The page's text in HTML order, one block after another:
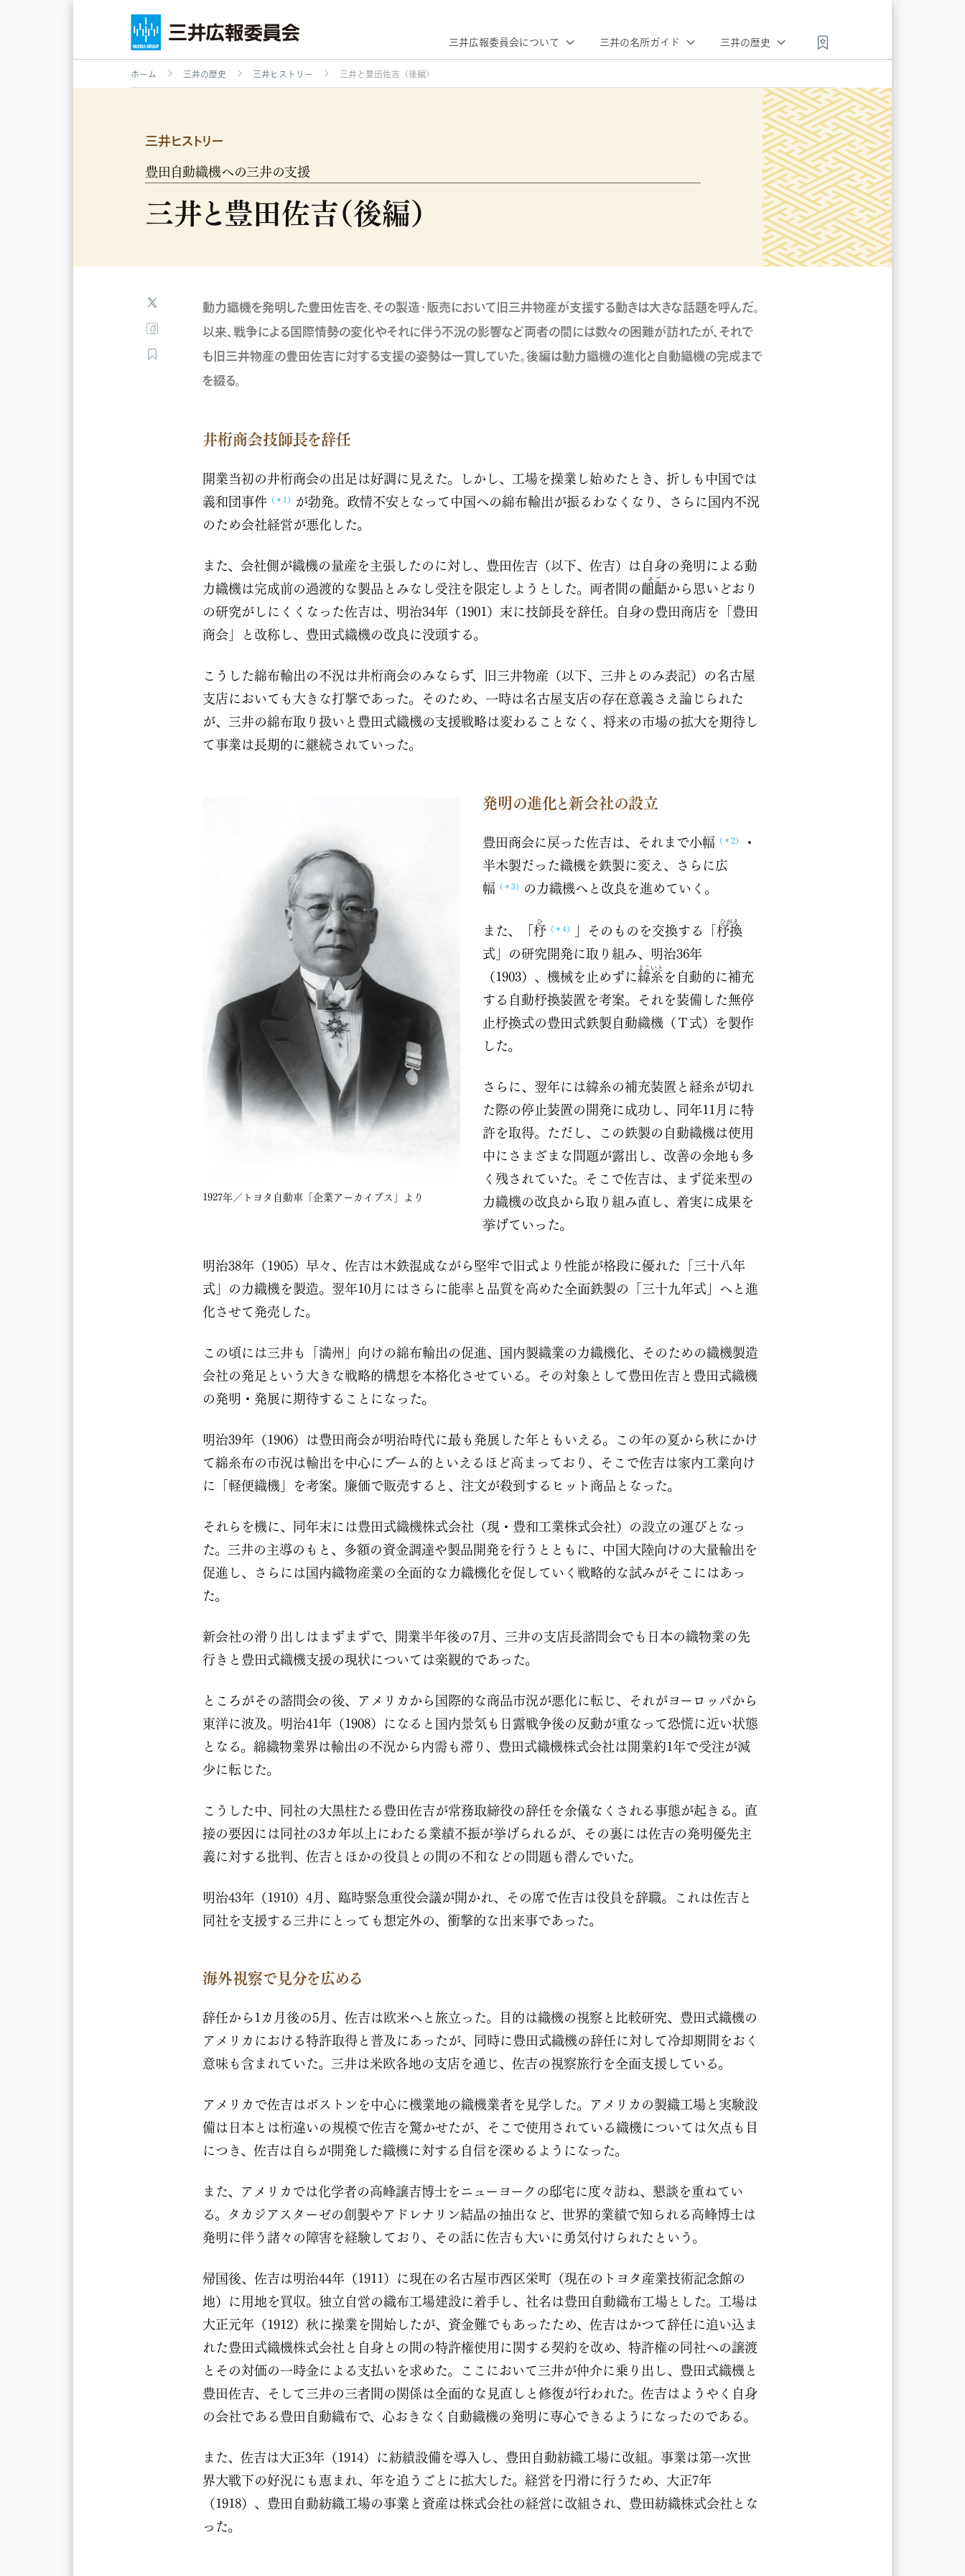
三井広報委員会について
会員会社ニュース
三井の名所ガイド
三井のスポット
三井の歴史
三井のこころ(動画)
ホーム 三井の歴史 三井ヒストリー 三井と豊田佐吉（後編）
三井ヒストリー
豊田自動織機への三井の支援
三井と豊田佐吉（後編）
動力織機を発明した豊田佐吉を、その製造・販売において旧三井物産が支援する動きは大きな話題を呼んだ。
以来、戦争による国際情勢の変化やそれに伴う不況の影響など両者の間には数々の困難が訪れたが、それで
も旧三井物産の豊田佐吉に対する支援の姿勢は一貫していた。後編は動力織機の進化と自動織機の完成まで
を綴る。
井桁商会技師長を辞任
開業当初の井桁商会の出足は好調に見えた。しかし、工場を操業し始めたとき、折しも中国では
義和団事件 （＊1）
が勃発。政情不安となって中国への綿布輸出が振るわなくなり、さらに国内不況
のため会社経営が悪化した。
また、会社側が織機の量産を主張したのに対し、豊田佐吉（以下、佐吉）は自身の発明による動
力織機は完成前の過渡的な製品とみなし受注を限定しようとした。両者間の齟齬
そご
から思いどおり
の研究がしにくくなった佐吉は、明治34年（1901）末に技師長を辞任。自身の豊田商店を「豊田
商会」と改称し、豊田式織機の改良に没頭する。
こうした綿布輸出の不況は井桁商会のみならず、旧三井物産（以下、三井とのみ表記）の名古屋
支店においても大きな打撃であった。そのため、一時は名古屋支店の存在意義さえ論じられた
が、三井の綿布取り扱いと豊田式織機の支援戦略は変わることなく、将来の市場の拡大を期待し
て事業は長期的に継続されていった。
1927年／トヨタ自動車「企業アーカイブス」より
発明の進化と新会社の設立
豊田商会に戻った佐吉は、それまで小幅 （＊2）
・
半木製だった織機を鉄製に変え、さらに広
幅 （＊3） の力織機へと改良を進めていく。
また、「 杼
ひ
（＊4） 」そのものを交換する「 杼換
ひがえ
式」の研究開発に取り組み、明治36年
（1903）、機械を止めずに緯糸
よこいと
を自動的に補充
する自動杼換装置を考案。それを装備した無停
止杼換式の豊田式鉄製自動織機（Ｔ式）を製作
した。
さらに、翌年には緯糸の補充装置と経糸が切れ
た際の停止装置の開発に成功し、同年11月に特
許を取得。ただし、この鉄製の自動織機は使用
中にさまざまな問題が露出し、改善の余地も多
く残されていた。そこで佐吉は、まず従来型の
力織機の改良から取り組み直し、着実に成果を
挙げていった。
明治38年（1905）早々、佐吉は木鉄混成ながら堅牢で旧式より性能が格段に優れた「三十八年
式」の力織機を製造。翌年10月にはさらに能率と品質を高めた全面鉄製の「三十九年式」へと進
化させて発売した。
この頃には三井も「満州」向けの綿布輸出の促進、国内製織業の力織機化、そのための織機製造
会社の発足という大きな戦略的構想を本格化させている。その対象として豊田佐吉と豊田式織機
の発明・発展に期待することになった。
明治39年（1906）は豊田商会が明治時代に最も発展した年ともいえる。この年の夏から秋にかけ
て綿糸布の市況は輸出を中心にブーム的といえるほど高まっており、そこで佐吉は家内工業向け
に「軽便織機」を考案。廉価で販売すると、注文が殺到するヒット商品となった。
それらを機に、同年末には豊田式織機株式会社（現・豊和工業株式会社）の設立の運びとなっ
た。三井の主導のもと、多額の資金調達や製品開発を行うとともに、中国大陸向けの大量輸出を
促進し、さらには国内織物産業の全面的な力織機化を促していく戦略的な試みがそこにはあっ
た。
新会社の滑り出しはまずまずで、開業半年後の7月、三井の支店長諮問会でも日本の織物業の先
行きと豊田式織機支援の現状については楽観的であった。
ところがその諮問会の後、アメリカから国際的な商品市況が悪化に転じ、それがヨーロッパから
東洋に波及。明治41年（1908）になると国内景気も日露戦争後の反動が重なって恐慌に近い状態
となる。綿織物業界は輸出の不況から内需も滞り、豊田式織機株式会社は開業約1年で受注が減
少に転じた。
こうした中、同社の大黒柱たる豊田佐吉が常務取締役の辞任を余儀なくされる事態が起きる。直
接の要因には同社の3カ年以上にわたる業績不振が挙げられるが、その裏には佐吉の発明優先主
義に対する批判、佐吉とほかの役員との間の不和などの問題も潜んでいた。
明治43年（1910）4月、臨時緊急重役会議が開かれ、その席で佐吉は役員を辞職。これは佐吉と
同社を支援する三井にとっても想定外の、衝撃的な出来事であった。
海外視察で見分を広める
辞任から1カ月後の5月、佐吉は欧米へと旅立った。目的は織機の視察と比較研究、豊田式織機の
アメリカにおける特許取得と普及にあったが、同時に豊田式織機の辞任に対して冷却期間をおく
意味も含まれていた。三井は米欧各地の支店を通じ、佐吉の視察旅行を全面支援している。
アメリカで佐吉はボストンを中心に機業地の織機業者を見学した。アメリカの製織工場と実験設
備は日本とは桁違いの規模で佐吉を驚かせたが、そこで使用されている織機については欠点も目
につき、佐吉は自らが開発した織機に対する自信を深めるようになった。
また、アメリカでは化学者の高峰譲吉博士をニューヨークの邸宅に度々訪ね、懇談を重ねてい
る。タカジアスターゼの創製やアドレナリン結晶の抽出など、世界的業績で知られる高峰博士は
発明に伴う諸々の障害を経験しており、その話に佐吉も大いに勇気付けられたという。
帰国後、佐吉は明治44年（1911）に現在の名古屋市西区栄町（現在のトヨタ産業技術記念館の
地）に用地を買収。独立自営の織布工場建設に着手し、社名は豊田自動織布工場とした。工場は
大正元年（1912）秋に操業を開始したが、資金難でもあったため、佐吉はかつて辞任に追い込ま
れた豊田式織機株式会社と自身との間の特許権使用に関する契約を改め、特許権の同社への譲渡
とその対価の一時金による支払いを求めた。ここにおいて三井が仲介に乗り出し、豊田式織機と
豊田佐吉、そして三井の三者間の関係は全面的な見直しと修復が行われた。佐吉はようやく自身
の会社である豊田自動織布で、心おきなく自動織機の発明に専心できるようになったのである。
また、佐吉は大正3年（1914）に紡績設備を導入し、豊田自動紡織工場に改組。事業は第一次世
界大戦下の好況にも恵まれ、年を追うごとに拡大した。経営を円滑に行うため、大正7年
（1918）、豊田自動紡織工場の事業と資産は株式会社の経営に改組され、豊田紡織株式会社とな
った。